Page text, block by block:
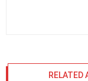
RELATED